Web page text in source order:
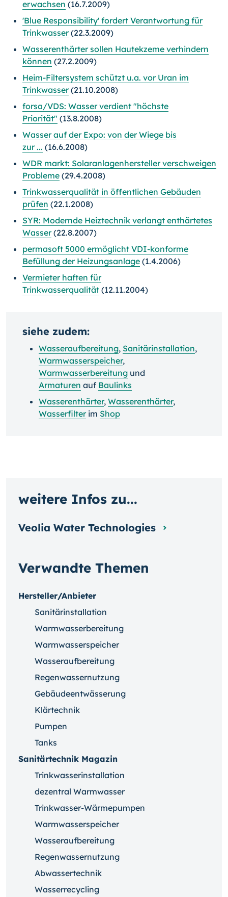
erwachsen (16.7.2009)
'Blue Responsibility' fordert Verantwortung für
Trinkwasser(22.3.2009)
Wasserenthärter sollen Hautekzeme verhindern
können (27.2.2009)
Heim-Filtersystem schützt u.a. vor Uran im
Trinkwasser(21.10.2008)
forsa/VDS: Wasser verdient "höchste
Priorität" (13.8.2008)
Wasser auf der Expo: von der Wiege bis
zur ... (16.6.2008)
WDR markt: Solaranlagenhersteller verschweigen
Probleme (29.4.2008)
Trinkwasserqualität in öffentlichen Gebäuden
prüfen (22.1.2008)
SYR: Modernde Heiztechnik verlangt enthärtetes
Wasser(22.8.2007)
permasoft 5000 ermöglicht VDI-konforme
Befüllung der Heizungsanlage (1.4.2006)
Vermieter haften für
Trinkwasserqualität (12.11.2004)
siehe zudem:
Wasseraufbereitung, Sanitärinstallation,
Warmwasserspeicher,
Warmwasserbereitung und
Armaturen auf Baulinks
Wasserenthärter, Wasserenthärter,
Wasserfilterim Shop
Verwandte Themen
Hersteller/Anbieter
Sanitärinstallation
Warmwasserbereitung
Warmwasserspeicher
Wasseraufbereitung
Regenwassernutzung
Gebäudeentwässerung
Klärtechnik
Pumpen
Tanks
Sanitärtechnik Magazin
Trinkwasserinstallation
dezentral Warmwasser
Trinkwasser-Wärmepumpen
Warmwasserspeicher
Wasseraufbereitung
Regenwassernutzung
Abwassertechnik
Wasserrecycling
weitere Infos zu...
Veolia Water Technologies